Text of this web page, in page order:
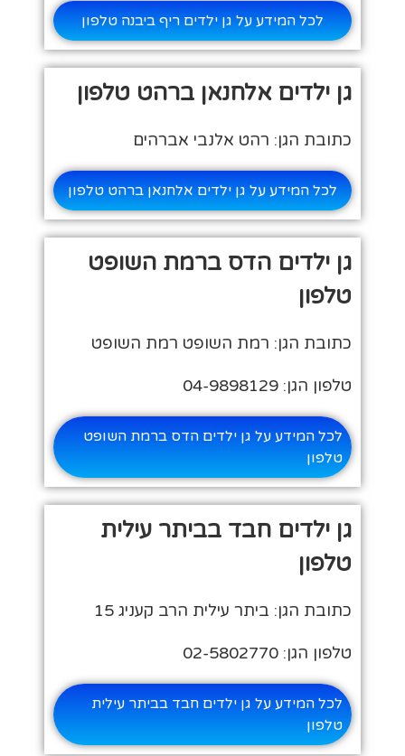
לכל המידע על גן ילדים ריף ביבנה טלפון
גן ילדים אלחנאן ברהט טלפון
כתובת הגן: רהט אלנבי אברהים
לכל המידע על גן ילדים אלחנאן ברהט טלפון
גן ילדים הדס ברמת השופט
טלפון
כתובת הגן: רמת השופט רמת השופט
טלפון הגן: 04-9898129
לכל המידע על גן ילדים הדס ברמת השופט
טלפון
גן ילדים חבד בביתר עילית
טלפון
כתובת הגן: ביתר עילית הרב קעניג 15
טלפון הגן: 02-5802770
לכל המידע על גן ילדים חבד בביתר עילית
טלפון